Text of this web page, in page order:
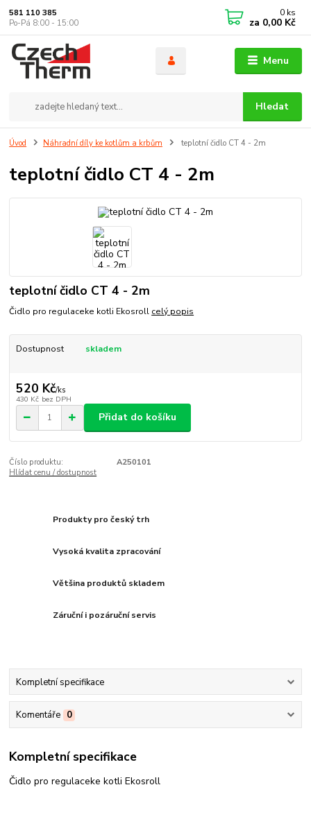
Menu
Hledat
581 110 385
Po-Pá 8:00 - 15:00
0 ks
za 0,00 Kč
Úvod Náhradní díly ke kotlům a krbům teplotní čidlo CT 4 - 2m
teplotní čidlo CT 4 - 2m
teplotní čidlo CT 4 - 2m
Čidlo pro regulaceke kotli Ekosroll celý popis
Dostupnost skladem
520 Kč/ks
430 Kč bez DPH
Přidat do košíku
Číslo produktu:
A250101
Hlídat cenu / dostupnost
Produkty pro český trh
Vysoká kvalita zpracování
Většina produktů skladem
Záruční i pozáruční servis
Kompletní specifikace
Komentáře 0
Kompletní specifikace
Čidlo pro regulaceke kotli Ekosroll